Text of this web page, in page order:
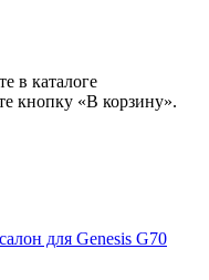
в каталоге
кнопку «В корзину».
для Genesis G70